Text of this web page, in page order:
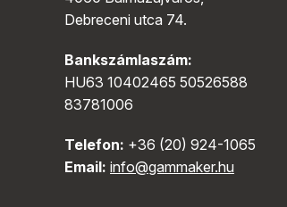
Debreceni utca 74.
Bankszámlaszám:
HU63 10402465 50526588
83781006
Telefon: +36 (20) 924-1065
Email: info@gammaker.hu